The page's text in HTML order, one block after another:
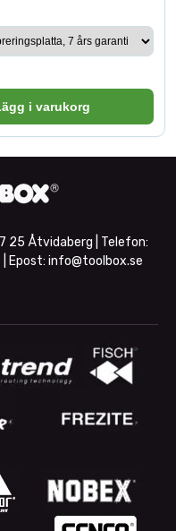
i varukorg
25 Åtvidaberg | Telefon:
| Epost: info@toolbox.se